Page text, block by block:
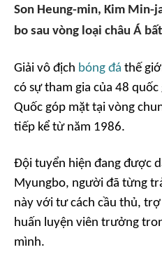
Son Heung-min, Kim Min-
bo sau vòng loại châu Á
Giải vô địch bóng đá thế
có sự tham gia của 48
Quốc góp mặt tại vòng
tiếp kể từ năm 1986.
Đội tuyển hiện đang được
Myungbo, người đã từng
này với tư cách cầu thủ,
huấn luyện viên trưởng
mình.